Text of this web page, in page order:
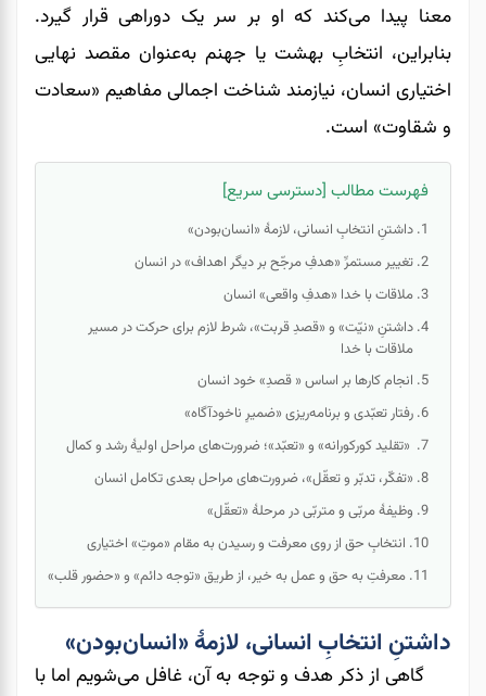
معنا پیدا می‌کند که او بر سر یک دوراهی قرار گیرد.
بنابراین، انتخابِ بهشت یا جهنم به‌عنوان مقصد نهایی
اختیاری انسان، نیازمند شناخت اجمالی مفاهیم «سعادت
و شقاوت» است.
فهرست مطالب [دسترسی سریع]
داشتنِ انتخاب‌ِ انسانی، لازمۀ «انسان‌بودن»
تغییر مستمرِّ «هدفِ مرجّح بر دیگر اهداف» در انسان
ملاقات با خدا «هدفِ واقعی» انسان
داشتنِ «نیّت» و «قصدِ قربت»، شرط لازم برای حرکت در مسیر
ملاقات با خدا
انجام کارها بر اساس « قصدِ» خود انسان
رفتار تعبّدی و برنامه‌ریزی «ضمیرِ ناخودآگاه»
«تقلید کورکورانه» و «تعبّد»؛ ضرورت‌های مراحل اولیۀ رشد و کمال
«تفکّر، تدبّر و تعقّل»، ضرورت‌های مراحل بعدی تکامل انسان
وظیفۀ مربّی و متربّی در مرحلۀ «تعقّل»
انتخابِ حق از روی معرفت و رسیدن به مقام «موتِ» اختیاری
معرفتِ به حق و عمل به خیر، از طریق «توجه دائم» و «حضور قلب»
داشتنِ انتخاب‌ِ انسانی، لازمۀ «انسان‌بودن»
گاهی از ذکر هدف و توجه به آن، غافل می‌شویم اما با